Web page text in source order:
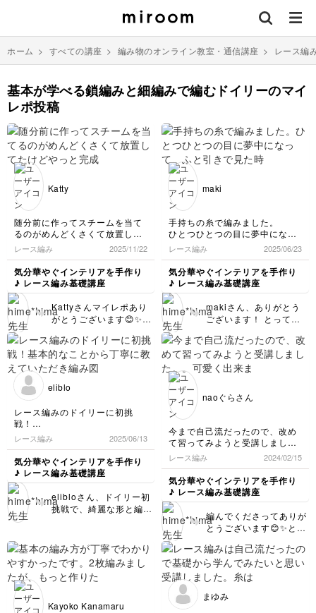
ホーム > すべての講座 > 編み物のオンライン教室・通信講座 > レース編
基本が学べる鎖編みと細編みで編むドイリーのマイ
レポ投稿
Katty
随分前に作ってスチームを当て
るのがめんどくさくて放置して
たけどやっと完成✧*｡夏に使う
コースターにするのー。キレイ
め涼しげ🎐꙳⋆
かぎ針で編むのは楽しいけどキ
レイな形にするためのまち針う
ち➕スチームがなかなかやれな
いー😭やる気の問題かなー🤔
レース編み 2025/11/22
気分華やぐインテリアを手作り
♪ レース編み基礎講座
Kattyさんマイレポあり
がとうございます😊✨夏
タリですね‼️ 本当に、編
むのは楽しいけど、まち
針打ち➕スチームはかな
😅
maki
手持ちの糸で編みました。
ひとつひとつの目に夢中になっ
て、
ふと引きで見た時に、なるほ
ど！
こうなるのかー♡
という感じでした。
また色んな編み方にチャレンジ
してみたくなりますね
レース編み 2025/06/23
気分華やぐインテリアを手作り
♪ レース編み基礎講座
makiさん、ありがとう
ございます！ とっても
鎖編み部分に編む細編み
がちょうど鎖の真ん中を
捉えててとっても綺麗で
てくださいね😊✨
eliblo
レース編みのドイリーに初挑
戦！
基本的なことから丁寧に教えて
いただき編み図だけでは読み解
けなかった部分も動画見ながら
作ることができました。
歪みが多く、キレイにとはいき
ませんでしたが最初なので…
次の物にも挑戦します！
レース編み 2025/06/13
気分華やぐインテリアを手作り
♪ レース編み基礎講座
elibloさん、ドイリー初
挑戦で、綺麗な形と編み
👍 細編みと鎖編みで丸
く編むことが目的のドイ
リーなので、中心の細編
み部分など歪みがなくす
ぜひまた次のドイリーも
naoぐらさん
今まで自己流だったので、改め
て習ってみようと受講しまし
た。。
可愛く出来ました(^^)
レース編み 2024/02/15
気分華やぐインテリアを手作り
♪ レース編み基礎講座
編んでくださってありが
とうございます😊✨とて
仕上がりですね‼️素敵で
す💓
Kayoko Kanamaru
まゆみ